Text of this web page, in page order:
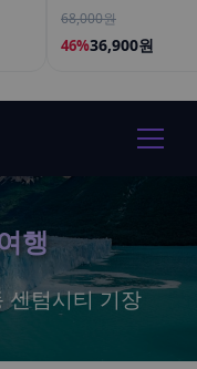
68,000원
46%36,900원
행
센텀시티 기장